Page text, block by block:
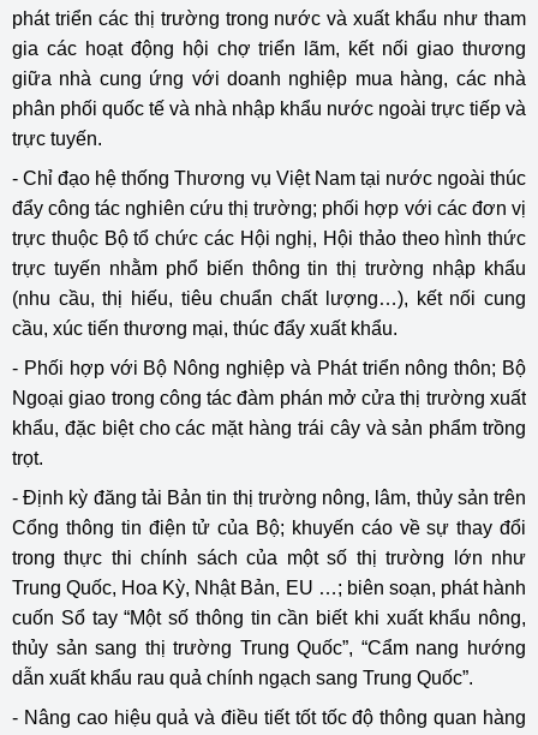
phát triển các thị trường trong nước và xuất khẩu như tham
gia các hoạt động hội chợ triển lãm, kết nối giao thương
giữa nhà cung ứng với doanh nghiệp mua hàng, các nhà
phân phối quốc tế và nhà nhập khẩu nước ngoài trực tiếp và
trực tuyến.
- Chỉ đạo hệ thống Thương vụ Việt Nam tại nước ngoài thúc
đẩy công tác nghiên cứu thị trường; phối hợp với các đơn vị
trực thuộc Bộ tổ chức các Hội nghị, Hội thảo theo hình thức
trực tuyến nhằm phổ biến thông tin thị trường nhập khẩu
(nhu cầu, thị hiếu, tiêu chuẩn chất lượng…), kết nối cung
cầu, xúc tiến thương mại, thúc đẩy xuất khẩu.
- Phối hợp với Bộ Nông nghiệp và Phát triển nông thôn; Bộ
Ngoại giao trong công tác đàm phán mở cửa thị trường xuất
khẩu, đặc biệt cho các mặt hàng trái cây và sản phẩm trồng
trọt.
- Định kỳ đăng tải Bản tin thị trường nông, lâm, thủy sản trên
Cổng thông tin điện tử của Bộ; khuyến cáo về sự thay đổi
trong thực thi chính sách của một số thị trường lớn như
Trung Quốc, Hoa Kỳ, Nhật Bản, EU …; biên soạn, phát hành
cuốn Sổ tay “Một số thông tin cần biết khi xuất khẩu nông,
thủy sản sang thị trường Trung Quốc”, “Cẩm nang hướng
dẫn xuất khẩu rau quả chính ngạch sang Trung Quốc”.
- Nâng cao hiệu quả và điều tiết tốt tốc độ thông quan hàng